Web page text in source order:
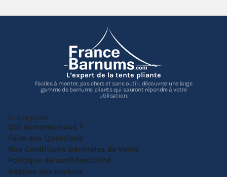
L’expert de la tente pliante
Faciles à monter, pas chers et sans outil : découvrez une large
gamme de barnums pliants qui sauront répondre à votre
utilisation.
Entreprise
Qui sommes-nous ?
Foire aux Questions
Nos Conditions Générales de Vente
Politique de confidentialité
Gestion des cookies